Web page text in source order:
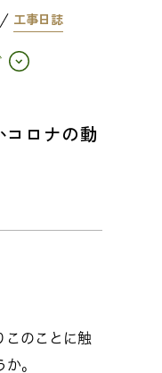
工事日誌
ロナの動
このことに触
。